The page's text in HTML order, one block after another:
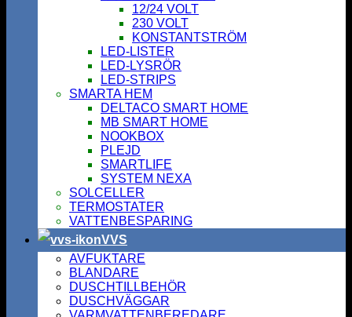
12/24 VOLT
230 VOLT
KONSTANTSTRÖM
LED-LISTER
LED-LYSRÖR
LED-STRIPS
SMARTA HEM
DELTACO SMART HOME
MB SMART HOME
NOOKBOX
PLEJD
SMARTLIFE
SYSTEM NEXA
SOLCELLER
TERMOSTATER
VATTENBESPARING
VVS
AVFUKTARE
BLANDARE
DUSCHTILLBEHÖR
DUSCHVÄGGAR